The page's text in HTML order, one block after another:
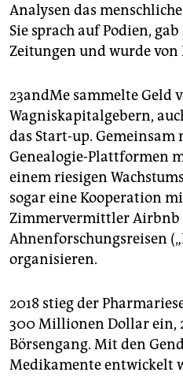
Analysen das
Sie sprach auf Podien,
Zeitungen und wurde
23andMe sammelte Geld
Wagniskapitalgebern,
das Start-up.
Genealogie-Plattformen
einem riesigen
sogar eine Kooperation
Zimmervermittler Airbnb
Ahnenforschungsreisen
organisieren.
2018 stieg der
300 Millionen Dollar ein,
Börsengang. Mit den
Medikamente entwickelt